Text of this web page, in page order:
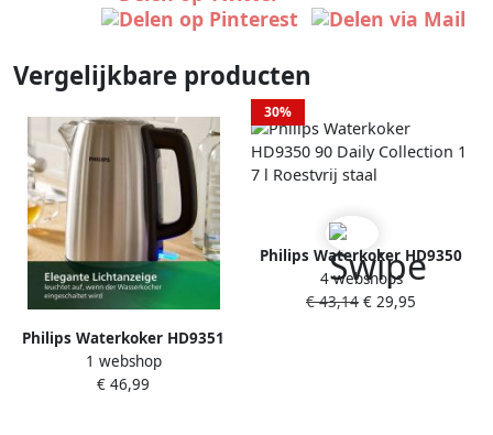
Vergelijkbare producten
Philips Waterkoker HD9351
90 Viva Collection 1 7 l met
extra grote vulopening
1 webshop
€ 46,99
30%
Philips Waterkoker HD9350
90 Daily Collection 1 7 l
Roestvrij staal
4 webshops
€ 43,14 € 29,95